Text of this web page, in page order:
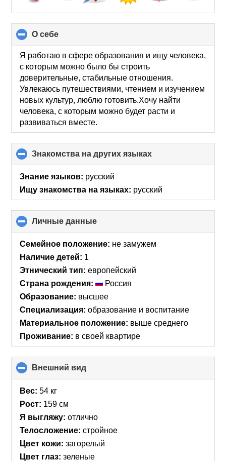
О себе
to
collapse
contents
Я работаю в сфере образования и ищу человека,
с которым можно было бы строить
доверительные, стабильные отношения.
Увлекаюсь путешествиями, чтением и изучением
новых культур, люблю готовить.Хочу найти
человека, с которым можно будет расти и
развиваться вместе.
Знакомства на других языках
to
contents
Знание языков: русский
Ищу знакомства на языках: русский
Личные данные
to
collapse
Семейное положение: не замужем
Наличие детей: 1
Этнический тип: европейский
Страна рождения:
Россия
Образование: высшее
Специализация: образование и воспитание
Материальное положение: выше среднего
Проживание: в своей квартире
Внешний вид
to
Вес: 54 кг
Рост: 159 см
Я выгляжу: отлично
Телосложение: стройное
Цвет кожи: загорелый
Цвет глаз: зеленые